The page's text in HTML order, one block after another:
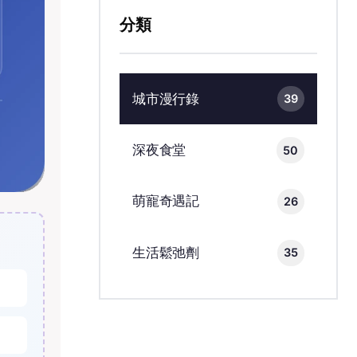
分類
城市漫行錄 39
深夜食堂 50
萌寵奇遇記 26
生活鬆弛劑 35